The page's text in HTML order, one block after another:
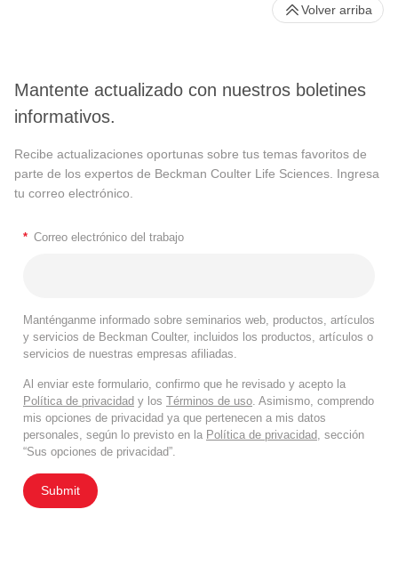
Mantente actualizado con nuestros boletines
informativos.
Recibe actualizaciones oportunas sobre tus temas favoritos de
parte de los expertos de Beckman Coulter Life Sciences. Ingresa
tu correo electrónico.
* Correo electrónico del trabajo
Manténganme informado sobre seminarios web, productos, artículos
y servicios de Beckman Coulter, incluidos los productos, artículos o
servicios de nuestras empresas afiliadas.
Al enviar este formulario, confirmo que he revisado y acepto la
Política de privacidad y los Términos de uso . Asimismo, comprendo
mis opciones de privacidad ya que pertenecen a mis datos
personales, según lo previsto en la Política de privacidad , sección
“Sus opciones de privacidad”.
Submit
Volver arriba